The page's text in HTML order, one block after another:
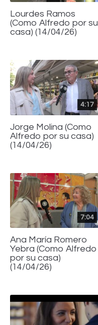
Lourdes Ramos
(Como Alfredo por su
casa) (14/04/26)
4:17
Jorge Molina (Como
Alfredo por su casa)
(14/04/26)
7:04
Ana María Romero
Yebra (Como Alfredo
por su casa)
(14/04/26)